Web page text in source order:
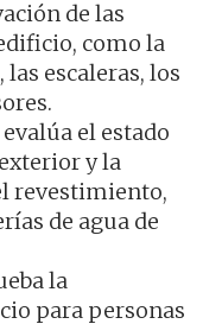
de las
como la
escaleras, los
el estado
y la
revestimiento,
de agua de
la
para personas